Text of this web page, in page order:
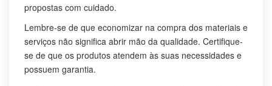
propostas com cuidado.
Lembre-se de que economizar na compra dos materiais e
serviços não significa abrir mão da qualidade. Certifique-
se de que os produtos atendem às suas necessidades e
possuem garantia.